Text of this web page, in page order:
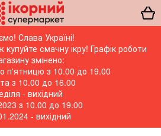
Слава Україні!
смачну ікру! Графік роботи
змінено:
п'ятницю з 10.00 до 19.00
з 10.00 до 16.00
- вихідний
з 10.00 до 19.00
- вихідний